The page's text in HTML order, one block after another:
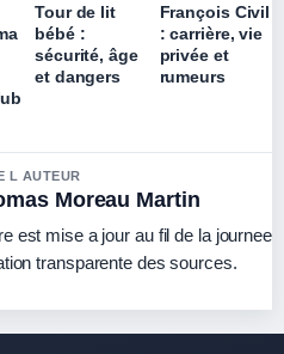
Tour de lit
bébé :
sécurité, âge
et dangers
François Civil
: carrière, vie
privée et
rumeurs
L AUTEUR
Moreau Martin
est mise a jour au fil de la journee
transparente des sources.